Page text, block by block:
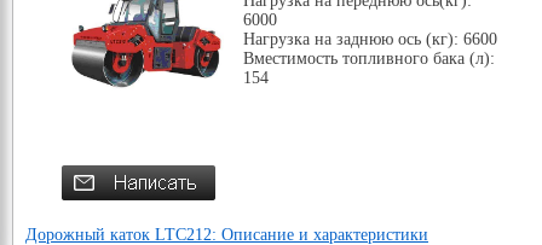
6000
Нагрузка на заднюю ось (кг): 6600
Вместимость топливного бака (л):
154
Дорожный каток LTC212: Описание и характеристики